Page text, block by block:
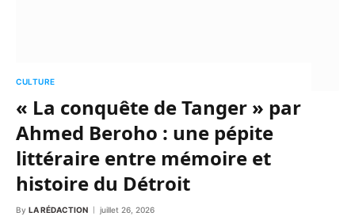
CULTURE
« La conquête de Tanger » par
Ahmed Beroho : une pépite
littéraire entre mémoire et
histoire du Détroit
By LA RÉDACTION juillet 26, 2026